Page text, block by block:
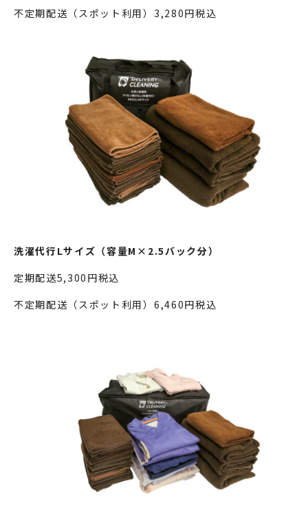
不定期配送（スポット利用）3,280円税込
洗濯代行Lサイズ（容量M×2.5バック分）
定期配送5,300円税込
不定期配送（スポット利用）6,460円税込